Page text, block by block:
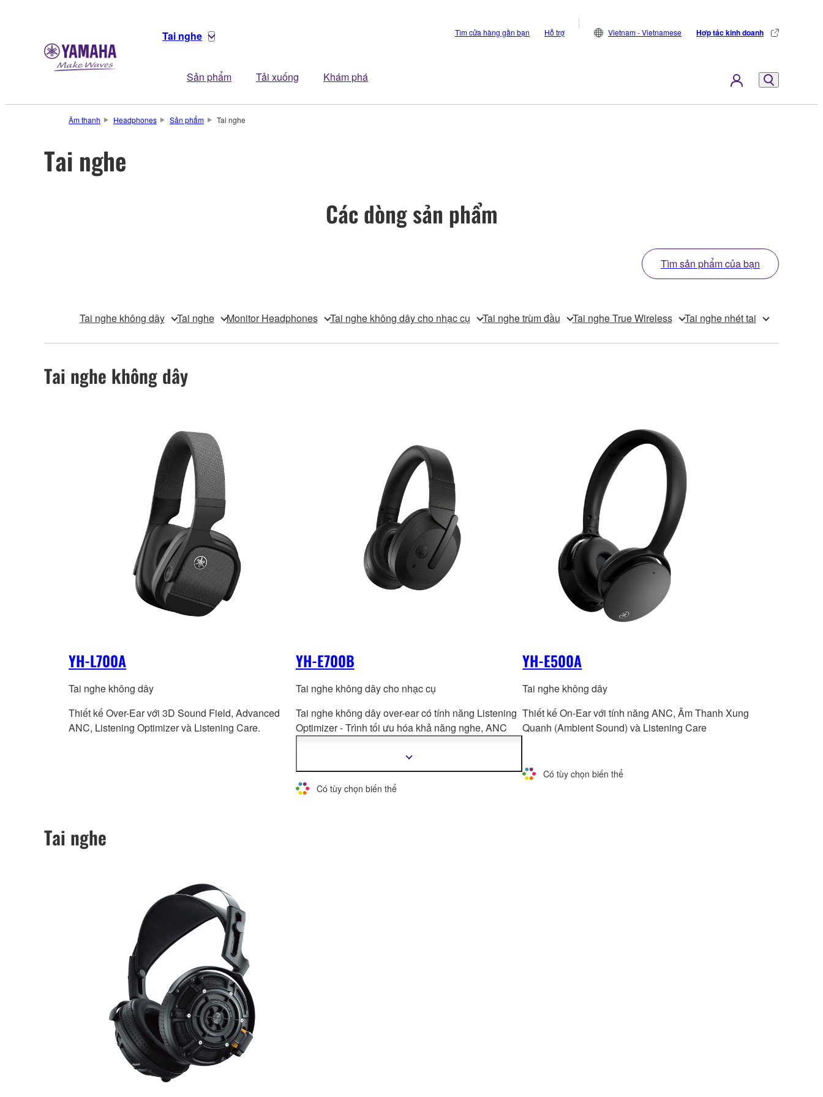
Tai nghe
Sản phẩm Tải xuống Khám phá
Tìm cửa hàng gần bạn Hỗ trợ Vietnam - Vietnamese Hợp tác kinh doanh
Âm thanh Headphones Sản phẩm Tai nghe
Tai nghe
Các dòng sản phẩm
Tìm sản phẩm của bạn
Tai nghe không dây Tai nghe Monitor Headphones Tai nghe không dây cho nhạc cụ Tai nghe trùm đầu Tai nghe True Wireless Tai nghe nhét tai
Tai nghe không dây
YH-L700A
Tai nghe không dây
Thiết kế Over-Ear với 3D Sound Field, Advanced
ANC, Listening Optimizer và Listening Care.
YH-E700B
Tai nghe không dây cho nhạc cụ
Tai nghe không dây over-ear có tính năng Listening
Optimizer - Trình tối ưu hóa khả năng nghe, ANC
Hiển
Có tùy chọn biến thể
YH-E500A
Tai nghe không dây
Thiết kế On-Ear với tính năng ANC, Âm Thanh Xung
Quanh (Ambient Sound) và Listening Care
Có tùy chọn biến thể
Tai nghe